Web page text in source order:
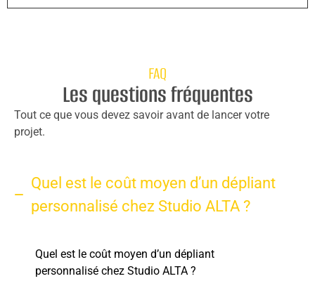
FAQ
Les questions fréquentes
Tout ce que vous devez savoir avant de lancer votre
projet.
Quel est le coût moyen d’un dépliant
personnalisé chez Studio ALTA ?
Quel est le coût moyen d’un dépliant
personnalisé chez Studio ALTA ?